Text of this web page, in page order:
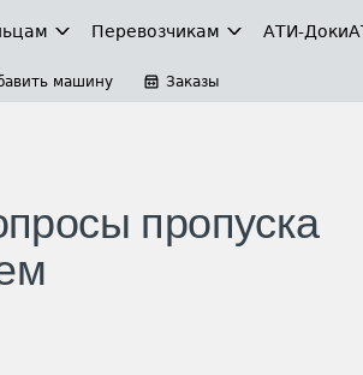
Перевозчикам АТИ-Доки
машину Заказы
пропуска